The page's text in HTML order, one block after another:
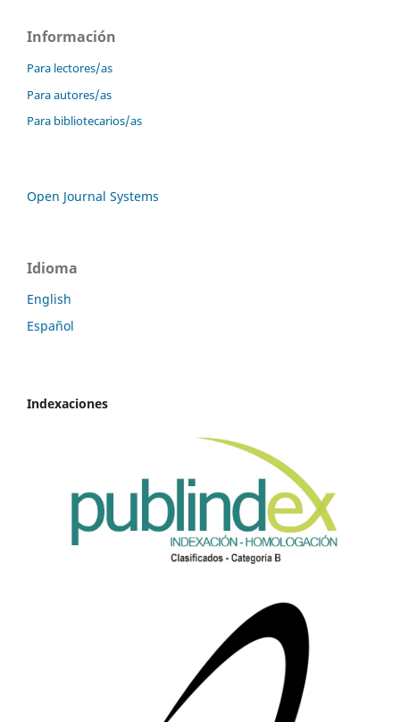
Información
Para lectores/as
Para autores/as
Para bibliotecarios/as
Open Journal Systems
Idioma
English
Español
Indexaciones